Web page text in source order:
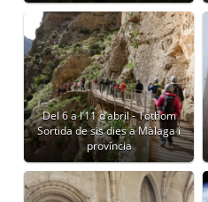
Del 6 a l’11 d’abril - Tothom
Sortida de sis dies a Màlaga i
província